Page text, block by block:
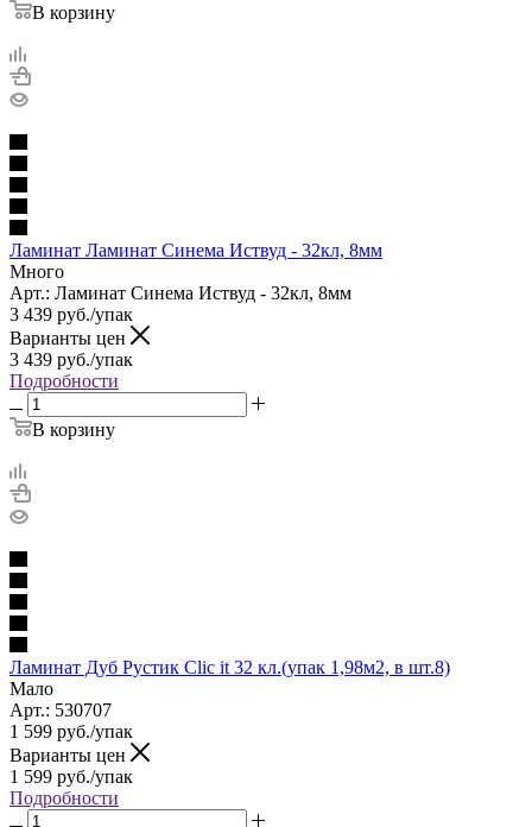
В корзину
Ламинат Ламинат Синема Иствуд - 32кл, 8мм
Много
Арт.: Ламинат Синема Иствуд - 32кл, 8мм
3 439 руб./упак
Варианты цен
3 439 руб./упак
Подробности
В корзину
Ламинат Дуб Рустик Clic it 32 кл.(упак 1,98м2, в шт.8)
Мало
Арт.: 530707
1 599 руб./упак
Варианты цен
1 599 руб./упак
Подробности